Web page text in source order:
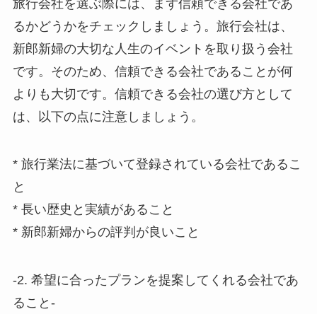
旅行会社を選ぶ際には、まず信頼できる会社であ
るかどうかをチェックしましょう。旅行会社は、
新郎新婦の大切な人生のイベントを取り扱う会社
です。そのため、信頼できる会社であることが何
よりも大切です。信頼できる会社の選び方として
は、以下の点に注意しましょう。
* 旅行業法に基づいて登録されている会社であるこ
と
* 長い歴史と実績があること
* 新郎新婦からの評判が良いこと
-2. 希望に合ったプランを提案してくれる会社であ
ること-